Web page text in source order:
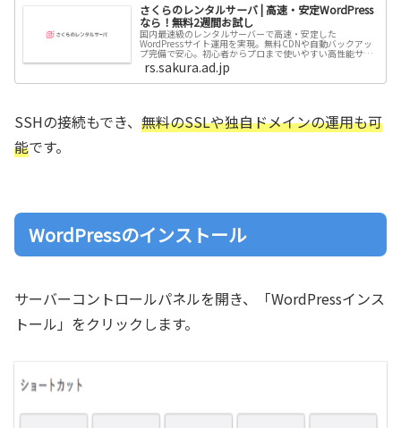
さくらのレンタルサーバ | 高速・安定WordPress
なら！無料2週間お試し
国内最速級のレンタルサーバーで高速・安定した
WordPressサイト運用を実現。無料CDNや自動バックアッ
プ完備で安心。初心者からプロまで使いやすい高性能サー
バーを提供し、無料電話サポートで皆様に安心してお使い
いただけます。
rs.sakura.ad.jp
SSHの接続もでき、 無料のSSLや独自ドメインの運用も可
能です。
WordPressのインストール
サーバーコントロールパネルを開き、「WordPressインス
トール」をクリックします。